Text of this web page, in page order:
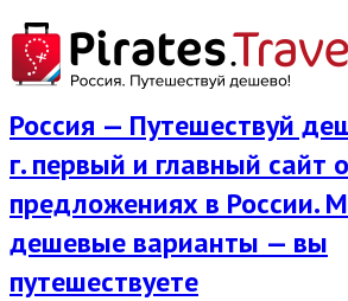
Россия — Путешествуй
г. первый и главный сайт
предложениях в России.
дешевые варианты — вы
путешествуете